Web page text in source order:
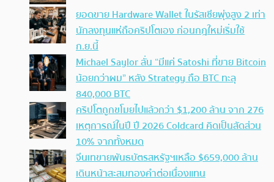
ยอดขาย Hardware Wallet ในรัสเซียพุ่งสูง 2 เท่า
นักลงทุนแห่ถือคริปโตเอง ก่อนกฎใหม่เริ่มใช้
ก.ย.นี้
Michael Saylor ลั่น “มีแค่ Satoshi ที่ขาย Bitcoin
น้อยกว่าผม” หลัง Strategy ถือ BTC ทะลุ
840,000 BTC
คริปโตถูกขโมยไปแล้วกว่า $1,200 ล้าน จาก 276
เหตุการณ์ในปี ปี 2026 Coldcard คิดเป็นสัดส่วน
10% จากทั้งหมด
จีนเทขายพันธบัตรสหรัฐฯเหลือ $659,000 ล้าน
เดินหน้าสะสมทองคำต่อเนื่องแทน